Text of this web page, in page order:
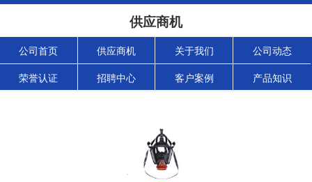
供应商机
公司首页 供应商机 关于我们 公司动态
荣誉认证 招聘中心 客户案例 产品知识